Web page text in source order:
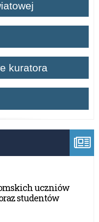
kuratora
uczniów
studentów